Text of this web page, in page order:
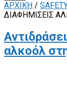
ΑΡΧΙΚΗ /
ΔΙΑΦΗΜΊΣΕΙΣ
αλκοόλ